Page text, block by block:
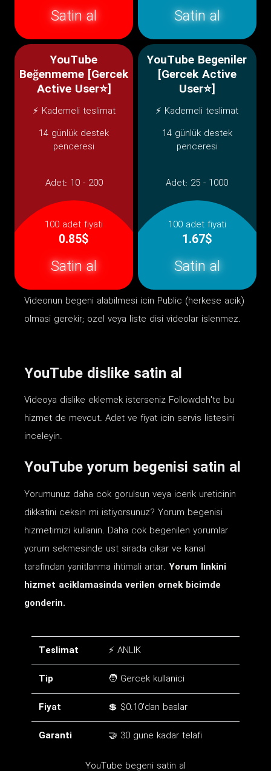
Satin al Satin al
YouTube
Beğenmeme [Gercek
Active User⭐]
⚡ Kademeli teslimat
14 günlük destek
penceresi
Adet: 10 - 200
100 adet fiyati
0.85$
Satin al
YouTube Begeniler
[Gercek Active
User⭐]
⚡ Kademeli teslimat
14 günlük destek
penceresi
Adet: 25 - 1000
100 adet fiyati
1.67$
Satin al
Videonun begeni alabilmesi icin Public (herkese acik)
olmasi gerekir; ozel veya liste disi videolar islenmez.
YouTube dislike satin al
Videoya dislike eklemek isterseniz Followdeh'te bu
hizmet de mevcut. Adet ve fiyat icin servis listesini
inceleyin.
YouTube yorum begenisi satin al
Yorumunuz daha cok gorulsun veya icerik ureticinin
dikkatini ceksin mi istiyorsunuz? Yorum begenisi
hizmetimizi kullanin. Daha cok begenilen yorumlar
yorum sekmesinde ust sirada cikar ve kanal
tarafindan yanitlanma ihtimali artar. Yorum linkini
hizmet aciklamasinda verilen ornek bicimde
gonderin.
Teslimat
⚡ ANLIK
Tip
🧑 Gercek kullanici
Fiyat
💲 $0.10'dan baslar
Garanti
🤝 30 gune kadar telafi
YouTube begeni satin al